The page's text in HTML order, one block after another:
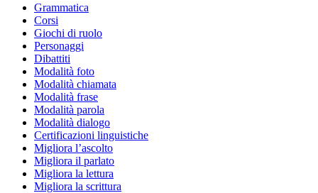
Grammatica
Corsi
Giochi di ruolo
Personaggi
Dibattiti
Modalità foto
Modalità chiamata
Modalità frase
Modalità parola
Modalità dialogo
Certificazioni linguistiche
Migliora l’ascolto
Migliora il parlato
Migliora la lettura
Migliora la scrittura